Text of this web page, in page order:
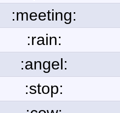
:meeting:
:rain:
:angel:
:stop: